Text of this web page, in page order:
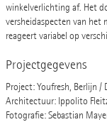
winkelverlichting af. Het
versheidaspecten van het
reageert variabel op
Projectgegevens
Project: Youfresh, Berlijn /
Architectuur: Ippolito
Fotografie: Sebastian